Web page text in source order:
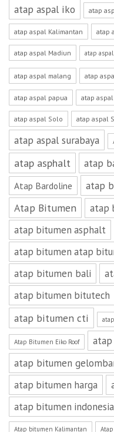
atap aspal iko atap
atap aspal Kalimantan atap
atap aspal Madiun atap
atap aspal malang atap
atap aspal papua atap
atap aspal Solo atap aspal
atap aspal surabaya
atap asphalt atap
Atap Bardoline
atap
Atap Bitumen
atap
atap bitumen asphalt
atap bitumen atap
atap bitumen bali
atap bitumen bitutech
atap bitumen cti
Atap Bitumen Eiko Roof
atap bitumen
atap bitumen harga
atap bitumen indonesia
Atap bitumen Kalimantan